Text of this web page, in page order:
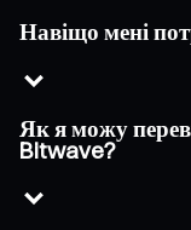
Навіщо мені
Як я можу
Bitwave?